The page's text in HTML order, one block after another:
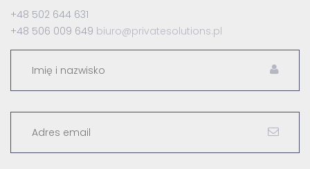
+48 502 644 631
+48 506 009 649 biuro@privatesolutions.pl